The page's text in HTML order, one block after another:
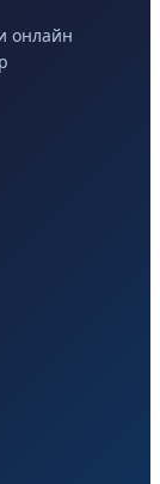
онлайн